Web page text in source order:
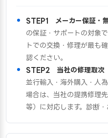
STEP1 メーカー保証・
の保証・サポートの対象
トでの交換・修理が最も
認ください。
STEP2 当社の修理取次
並行輸入・海外購入・人
場合は、当社の提携修理
等）に対応します。診断・